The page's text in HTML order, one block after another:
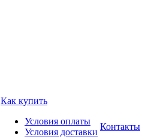
Как купить
Условия оплаты
Условия доставки
Контакты